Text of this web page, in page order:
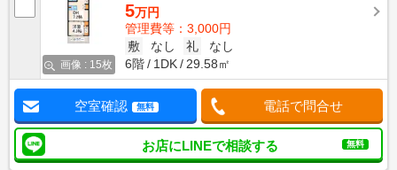
画像 : 15枚
5万円
管理費等：3,000円
敷
なし 礼
なし
6階
1DK 29.58㎡
空室確認 無料 電話で問合せ
お店にLINEで相談する 無料